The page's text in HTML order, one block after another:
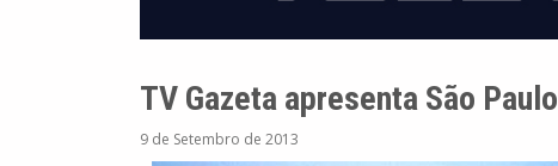
TV Gazeta apresenta São Paulo
9 de Setembro de 2013